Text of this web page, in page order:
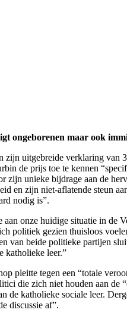
ongeborenen maar ook
zijn uitgebreide verklaring van
de prijs toe te kennen
zijn unieke bijdrage aan de
en zijn niet-aflatende steun
nodig is”.
aan onze huidige situatie in de
politiek gezien thuisloos
van beide politieke partijen
katholieke leer.”
pleitte tegen een “totale
die zich niet houden aan de
de katholieke sociale leer.
discussie af”.